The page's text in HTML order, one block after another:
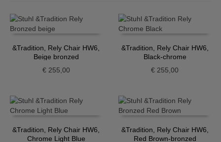
&Tradition, Rely Chair HW6,
Beige bronzed
€255,00
&Tradition, Rely Chair HW6,
Black-chrome
€ 255,00
&Tradition, Rely Chair HW6,
Chrome Light Blue
&Tradition, Rely Chair HW6,
Red Brown-bronzed